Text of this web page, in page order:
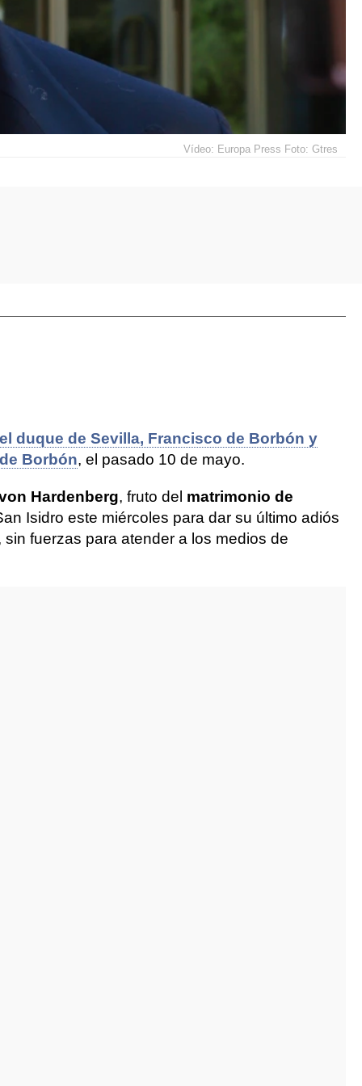
Vídeo: Europa Press Foto: Gtres
duque de Sevilla, Francisco de Borbón y
Borbón, el pasado 10 de mayo.
Hardenberg, fruto del matrimonio de
Isidro este miércoles para dar su último adiós
fuerzas para atender a los medios de